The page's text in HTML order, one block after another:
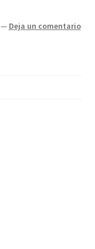
— Deja un comentario